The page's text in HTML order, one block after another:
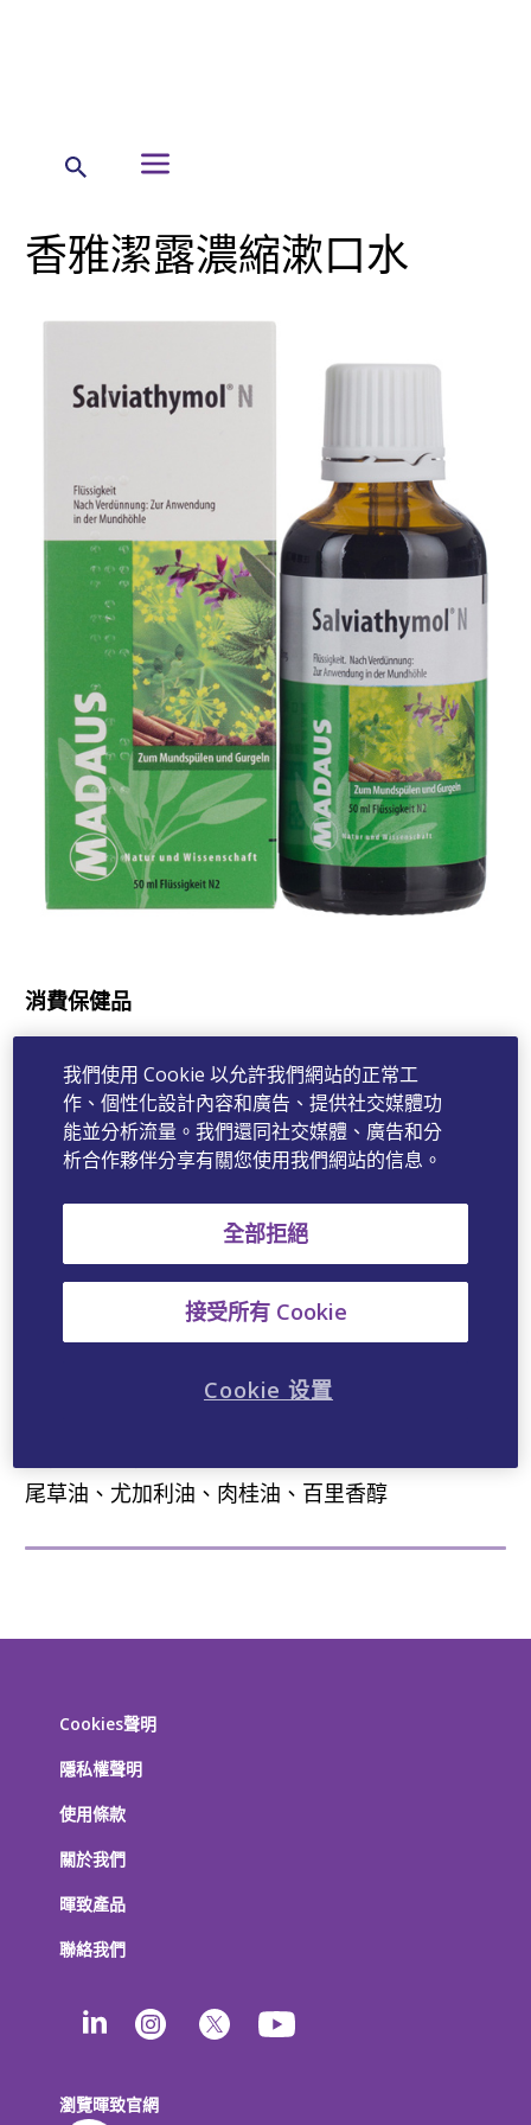
香雅潔露濃縮漱口水
香雅潔露濃縮漱口水
消費保健品
產品名稱(中文)
香雅潔露濃縮漱口水
產品名稱(英文)
Salviathymol N
50ml
尾草油、尤加利油、肉桂油、百里香醇
Cookies聲明
隱私權聲明
使用條款
關於我們
暉致產品
聯絡我們
瀏覽暉致官網
我們使用 Cookie 以允許我們網站的正常工
作、個性化設計內容和廣告、提供社交媒體功
能並分析流量。我們還同社交媒體、廣告和分
析合作夥伴分享有關您使用我們網站的信息。
全部拒絕
接受所有 Cookie
Cookie 设置